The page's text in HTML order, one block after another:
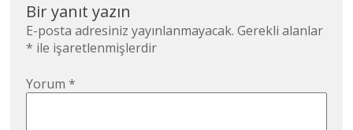
Bir yanıt yazın
E-posta adresiniz yayınlanmayacak. Gerekli alanlar
* ile işaretlenmişlerdir
Yorum*